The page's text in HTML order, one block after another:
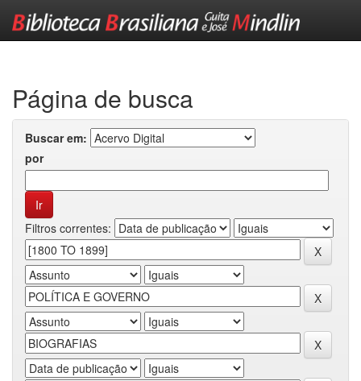
Página de busca
Buscar em:
por
Filtros correntes: